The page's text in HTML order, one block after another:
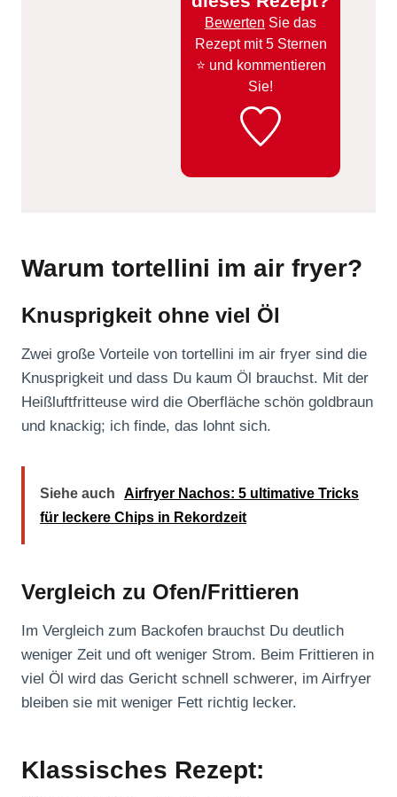
Bewerten Sie das
Rezept mit 5 Sternen
⭐️ und kommentieren
Sie!
Warum tortellini im air fryer?
Knusprigkeit ohne viel Öl
Zwei große Vorteile von tortellini im air fryer sind die
Knusprigkeit und dass Du kaum Öl brauchst. Mit der
Heißluftfritteuse wird die Oberfläche schön goldbraun
und knackig; ich finde, das lohnt sich.
Siehe auch
Airfryer Nachos: 5 ultimative Tricks
für leckere Chips in Rekordzeit
Vergleich zu Ofen/Frittieren
Im Vergleich zum Backofen brauchst Du deutlich
weniger Zeit und oft weniger Strom. Beim Frittieren in
viel Öl wird das Gericht schnell schwerer, im Airfryer
bleiben sie mit weniger Fett richtig lecker.
Klassisches Rezept: